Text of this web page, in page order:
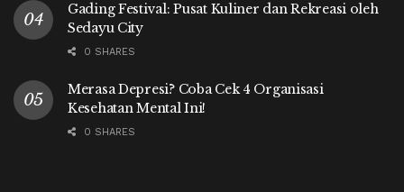
Gading Festival: Pusat Kuliner dan Rekreasi oleh
Sedayu City
0 SHARES
Merasa Depresi? Coba Cek 4 Organisasi
Kesehatan Mental Ini!
0 SHARES